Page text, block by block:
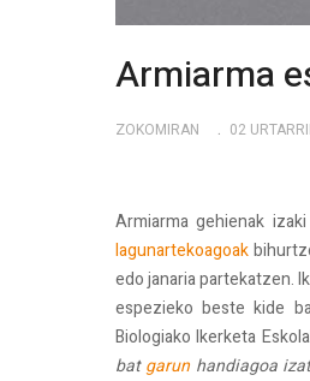
Armiarma
ZOKOMIRAN 02
Armiarma gehienak
lagunartekoagoak
edo janaria partekatzen.
espezieko beste kide
Biologiako Ikerketa
batgarunhandiagoa